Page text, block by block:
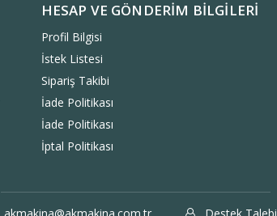
HESAP VE GÖNDERIM BILGILERI
Profil Bilgisi
İstek Listesi
Sipariş Takibi
İade Politikası
İade Politikası
İptal Politikası